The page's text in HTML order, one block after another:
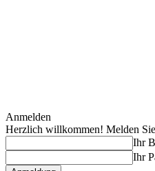
Anmelden
Herzlich willkommen! Melden
Ihr
Ihr